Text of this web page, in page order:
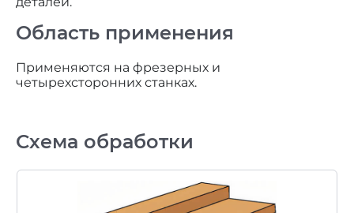
Область применения
Применяются на фрезерных и
четырехсторонних станках.
Схема обработки